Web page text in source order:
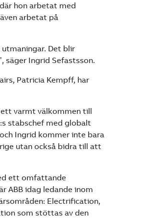
hon arbetat med
arbetat på
Det blir
säger Ingrid Sefastsson.
Patricia Kempff, har
varmt välkommen till
stabschef med globalt
Ingrid kommer inte bara
utan också bidra till att
ett omfattande
ABB idag ledande inom
Electrification,
som stöttas av den